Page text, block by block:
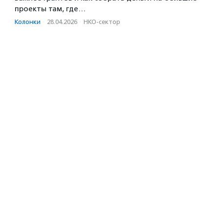
проекты там, где…
Колонки · 28.04.2026 · НКО-сектор